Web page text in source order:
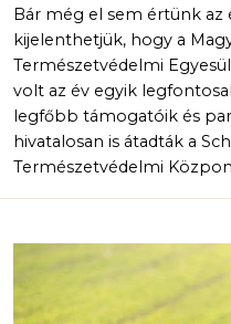
Bár még el sem értünk az
kijelenthetjük, hogy a
Természetvédelmi
volt az év egyik
legfőbb támogatóik és
hivatalosan is átadták a
Természetvédelmi